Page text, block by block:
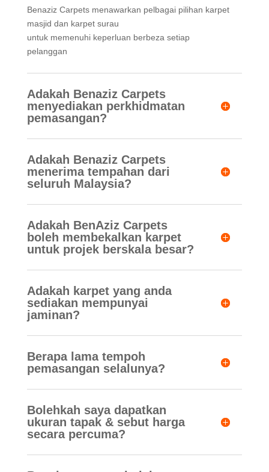
Benaziz Carpets menawarkan pelbagai pilihan karpet
masjid dan karpet surau
untuk memenuhi keperluan berbeza setiap
pelanggan
Adakah Benaziz Carpets
menyediakan perkhidmatan
pemasangan?
Adakah Benaziz Carpets
menerima tempahan dari
seluruh Malaysia?
Adakah BenAziz Carpets
boleh membekalkan karpet
untuk projek berskala besar?
Adakah karpet yang anda
sediakan mempunyai
jaminan?
Berapa lama tempoh
pemasangan selalunya?
Bolehkah saya dapatkan
ukuran tapak & sebut harga
secara percuma?